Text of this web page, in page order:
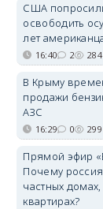
США
освободить
лет
16:40 2 284
В Крыму
продажи
АЗС
16:29 0 299
Прямой эфир
Почему
частных
квартирах?